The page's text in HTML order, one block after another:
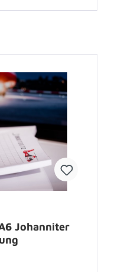
Johanniter